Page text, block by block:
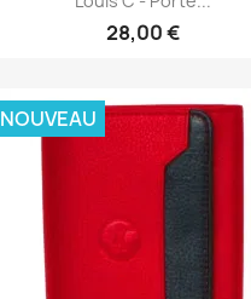
28,00 €
NOUVEAU